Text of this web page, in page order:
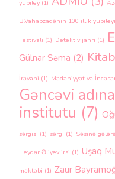
yubiley (1)
B.Vahabzadənin 100 illik yubileyi
Festivalı (1) Detektiv janrı (1)
Gülnar Səma (2) Kitab
İrəvani (1) Mədəniyyət və
Gəncəvi
institutu (7)
sərgisi (1) sərgi (1) Səsinə
Heydər Əliyev irsi (1) Uşaq
məktəbi (1) Zaur